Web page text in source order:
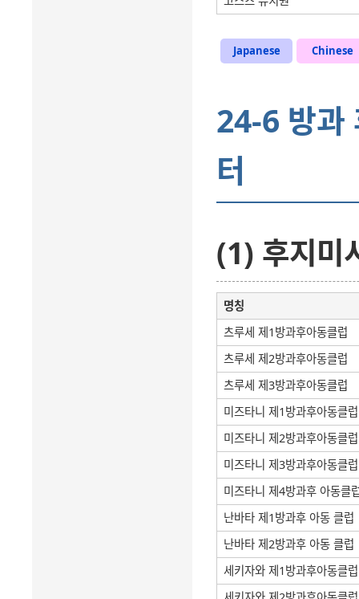
Japanese Chinese
24-6 방과
터
(1) 후지미
명칭
츠루세 제1방과후아동클럽
츠루세 제2방과후아동클럽
츠루세 제3방과후아동클럽
미즈타니 제1방과후아동클럽
미즈타니 제2방과후아동클럽
미즈타니 제3방과후아동클럽
미즈타니 제4방과후 아동클
난바타 제1방과후 아동 클럽
난바타 제2방과후 아동 클럽
세키자와 제1방과후아동클럽